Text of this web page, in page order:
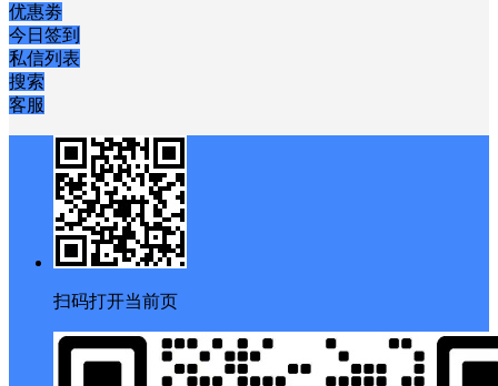
优惠劵
今日签到
私信列表
搜索
客服
扫码打开当前页